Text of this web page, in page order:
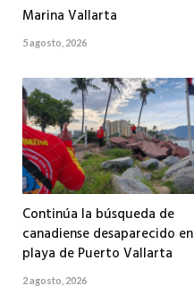
Marina Vallarta
5 agosto, 2026
Continúa la búsqueda de
canadiense desaparecido en
playa de Puerto Vallarta
2 agosto, 2026